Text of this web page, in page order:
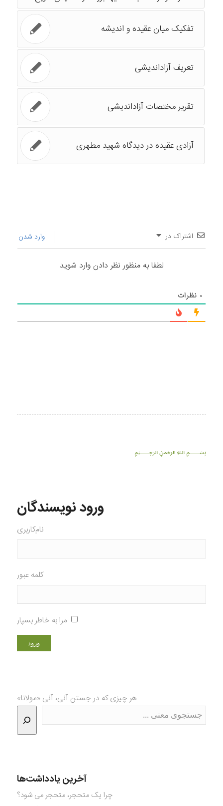
تفکیک میان عقیده و اندیشه
تعریف آزاداندیشی
تقریر مختصات آزاداندیشی
آزادی عقیده در دیدگاه شهید مطهری
اشتراک در وارد شدن
لطفا به منظور نظر دادن وارد شوید
۰ نظرات
﷽
ورود نویسندگان
نام‌کاربری
کلمه عبور
مرا به خاطر بسپار
هر چیزی که در جستن آنی، آنی «مولانا»
آخرین یادداشت‌ها
چرا یک متحجر، متحجر می شود؟